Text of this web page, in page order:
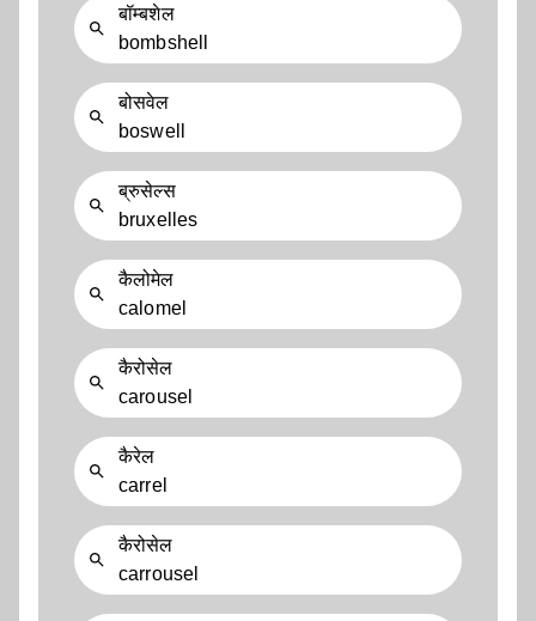
बॉम्बशेल
bombshell
बोसवेल
boswell
ब्रुसेल्स
bruxelles
कैलोमेल
calomel
कैरोसेल
carousel
कैरेल
carrel
कैरोसेल
carrousel